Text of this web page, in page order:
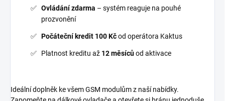
Ovládání zdarma – systém reaguje na pouhé
prozvonění
Počáteční kredit 100 Kčod operátora Kaktus
Platnost kreditu až 12 měsícůod aktivace
Ideální doplněk ke všem GSM modulům z naší nabídky.